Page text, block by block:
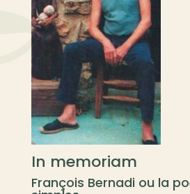
In memoriam
François Bernadi ou la